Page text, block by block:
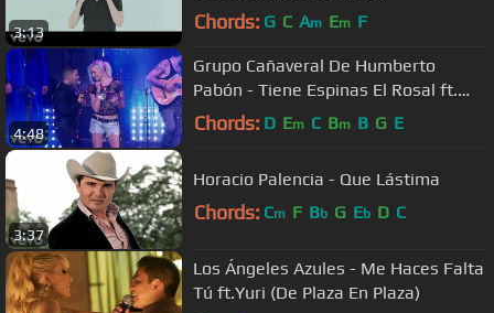
3:13 Chords: G C Am Em F
4:48
Grupo Cañaveral De Humberto
Pabón - Tiene Espinas El Rosal ft.
Jenny and the Mexicats (Live)
Chords: D Em C Bm B G E
3:37
Horacio Palencia - Que Lástima
Chords: Cm F Bb G Eb D C
Los Ángeles Azules - Me Haces Falta
Tú ft.Yuri (De Plaza En Plaza)